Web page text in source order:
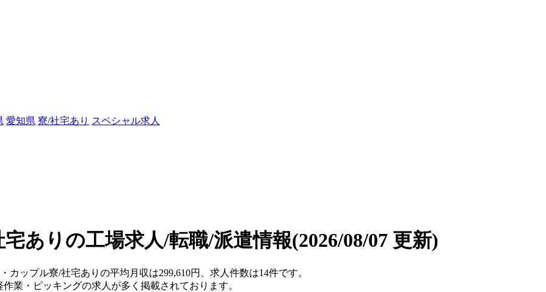
愛知県 寮/社宅あり スペシャル求人
ありの工場求人/転職/派遣情報(2026/08/07 更新)
ップル寮/社宅ありの平均月収は299,610円、求人件数は14件です。
業・ピッキングの求人が多く掲載されております。